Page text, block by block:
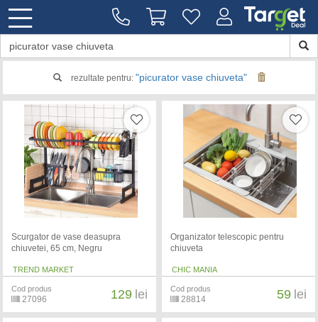
rezultate pentru: "picurator vase chiuveta"
Scurgator de vase deasupra
chiuvetei, 65 cm, Negru
TREND MARKET
Cod produs
27096 129 lei
Organizator telescopic pentru
chiuveta
CHIC MANIA
Cod produs
28814 59 lei